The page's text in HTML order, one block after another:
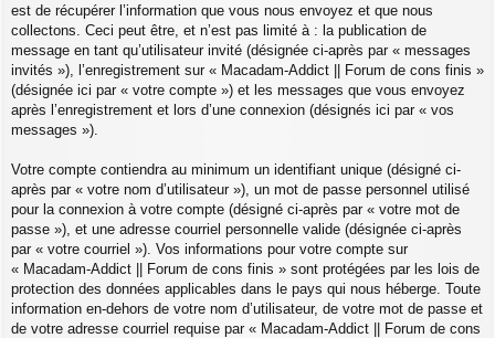
est de récupérer l’information que vous nous envoyez et que nous
collectons. Ceci peut être, et n’est pas limité à : la publication de
message en tant qu’utilisateur invité (désignée ci-après par « messages
invités »), l’enregistrement sur « Macadam-Addict || Forum de cons finis »
(désignée ici par « votre compte ») et les messages que vous envoyez
après l’enregistrement et lors d’une connexion (désignés ici par « vos
messages »).
Votre compte contiendra au minimum un identifiant unique (désigné ci-
après par « votre nom d’utilisateur »), un mot de passe personnel utilisé
pour la connexion à votre compte (désigné ci-après par « votre mot de
passe »), et une adresse courriel personnelle valide (désignée ci-après
par « votre courriel »). Vos informations pour votre compte sur
« Macadam-Addict || Forum de cons finis » sont protégées par les lois de
protection des données applicables dans le pays qui nous héberge. Toute
information en-dehors de votre nom d’utilisateur, de votre mot de passe et
de votre adresse courriel requise par « Macadam-Addict || Forum de cons